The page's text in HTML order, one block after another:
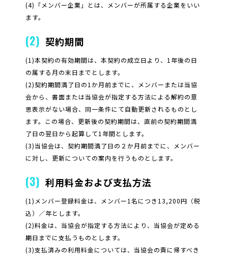
(4)「メンバー企業」とは、メンバーが所属する企業をいい
ます。
(2) 契約期間
(1)本契約の有効期間は、本契約の成立日より、1年後の日
の属する月の末日までとします。
(2)契約期間満了日の1か月前までに、メンバーまたは当協
会から、書面または当協会が指定する方法による解約の意
思表示がない場合、同一条件にて自動更新されるものとし
ます。この場合、更新後の契約期間は、直前の契約期間満
了日の翌日から起算して1年間とします。
(3)当協会は、契約期間満了日の２か月前までに、メンバー
に対し、更新についての案内を行うものとします。
(3) 利用料金および支払方法
(1)メンバー登録料金は、メンバー1名につき13,200円（税
込）／年とします。
(2)料金は、当協会が指定する方法により、当協会が定める
期日までに支払うものとします。
(3)支払済みの利用料金については、当協会の責に帰すべき